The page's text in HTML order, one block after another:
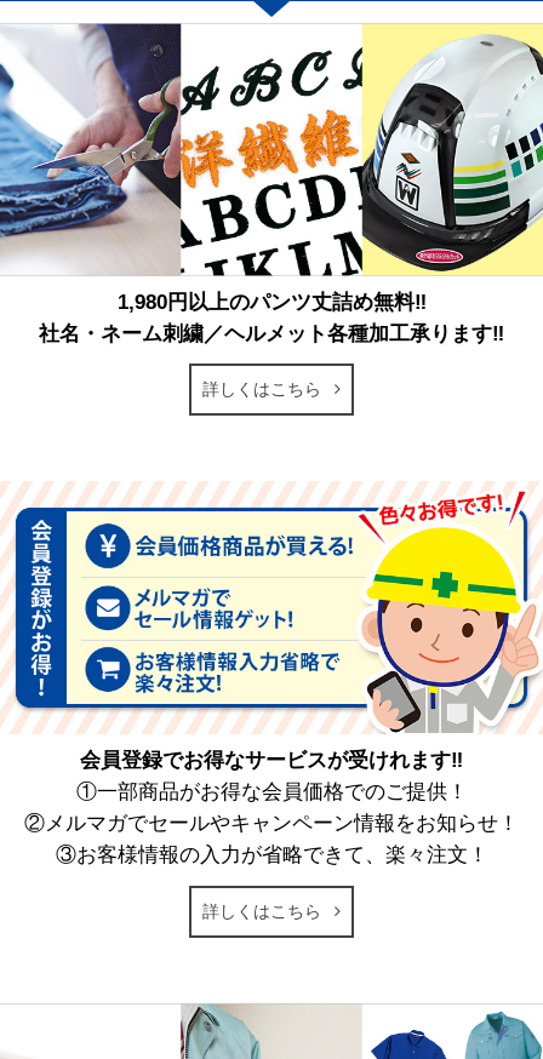
1,980円以上のパンツ丈詰め無料‼
社名・ネーム刺繍／ヘルメット各種加工承ります‼
詳しくはこちら
会員登録でお得なサービスが受けれます‼
①一部商品がお得な会員価格でのご提供！
②メルマガでセールやキャンペーン情報をお知らせ！
③お客様情報の入力が省略できて、楽々注文！
詳しくはこちら